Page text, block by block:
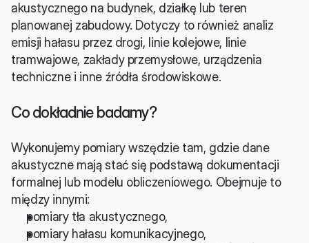
akustycznego na budynek, działkę lub teren
planowanej zabudowy. Dotyczy to również analiz
emisji hałasu przez drogi, linie kolejowe, linie
tramwajowe, zakłady przemysłowe, urządzenia
techniczne i inne źródła środowiskowe.
Co dokładnie badamy?
Wykonujemy pomiary wszędzie tam, gdzie dane
akustyczne mają stać się podstawą dokumentacji
formalnej lub modelu obliczeniowego. Obejmuje to
między innymi:
pomiary tła akustycznego,
pomiary hałasu komunikacyjnego,